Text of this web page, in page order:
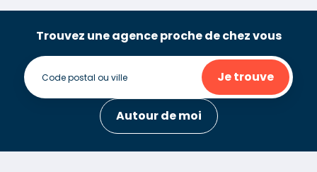
Trouvez une agence proche de chez vous
Je trouve
Autour de moi